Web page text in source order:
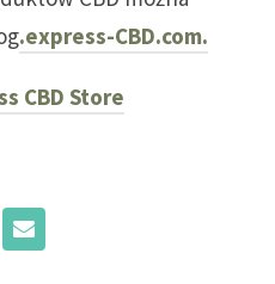
.express-CBD.com.
CBD Store